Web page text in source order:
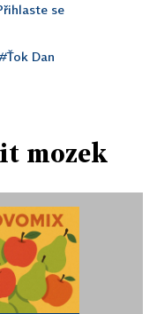
se
#Ťok Dan
mozek